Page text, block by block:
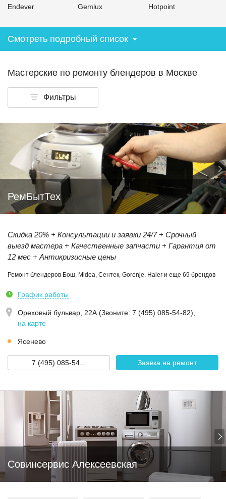
Endever Gemlux Hotpoint
Смотреть подробный список
Мастерские по ремонту блендеров в Москве
Фильтры
РемБытТех
Скидка 20% + Консультации и заявки 24/7 + Срочный
выезд мастера + Качественные запчасти + Гарантия от
12 мес + Антикризисные цены
Ремонт блендеров Бош, Midea, Сентек, Gorenje, Haier и еще 69 брендов
График работы
Ореховый бульвар, 22А (Звoнитe: 7 (495) 085-54-82)
на карте
Ясенево
7 (495) 085-54... Заявка на ремонт
Совинсервис Алексеевская